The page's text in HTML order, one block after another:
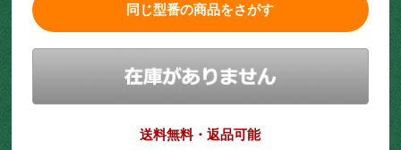
同じ型番の商品をさがす
送料無料・返品可能